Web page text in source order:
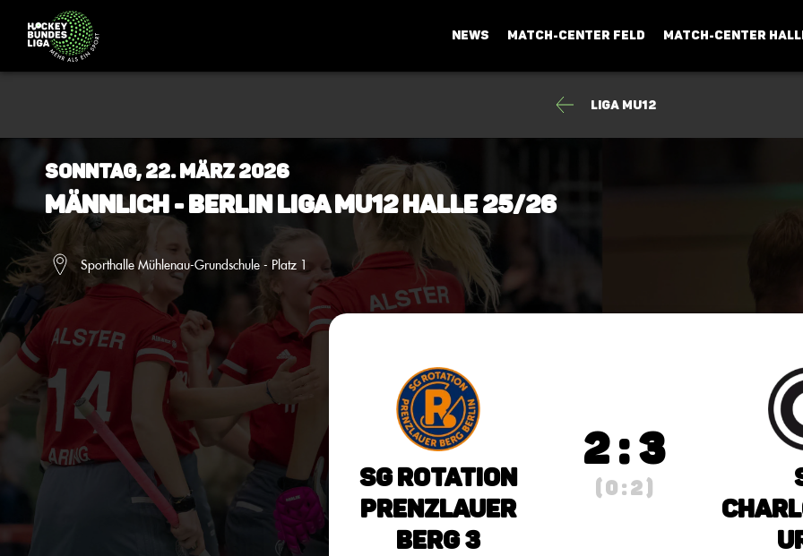
NEWS MATCH-CENTER FELD MATCH-CENTER
Liga mU12
Sonntag, 22. März 2026
Männlich - Berlin Liga mU12 Halle 25/26
Sporthalle Mühlenau-Grundschule - Platz 1
SG Rotation
Prenzlauer
Berg 3
2 : 3
( 0 : 2 )